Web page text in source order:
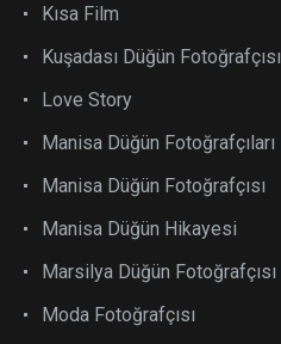
Kısa Film
Kuşadası Düğün Fotoğrafçısı
Love Story
Manisa Düğün Fotoğrafçıları
Manisa Düğün Fotoğrafçısı
Manisa Düğün Hikayesi
Marsilya Düğün Fotoğrafçısı
Moda Fotoğrafçısı